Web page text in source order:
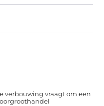
verbouwing vraagt om een